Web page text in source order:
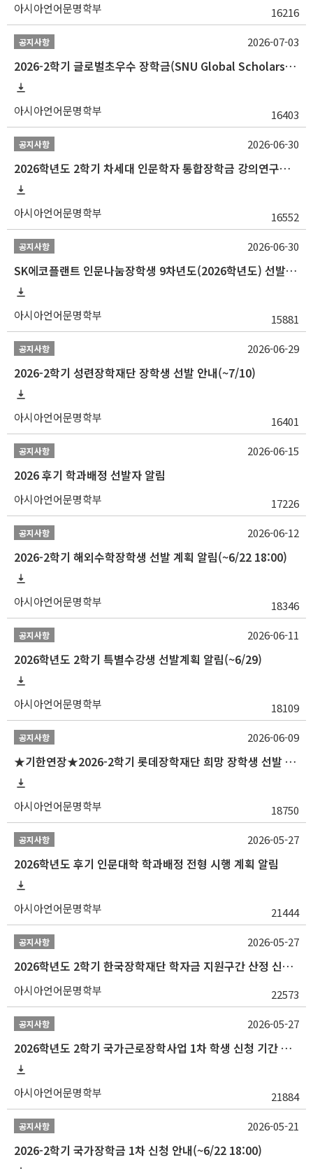
아시아언어문명학부 16216
공지사항
2026-2학기 글로벌초우수 장학금(SNU Global Scholarship, GS) 신청 안내(~7/12 23:00)
아시아언어문명학부 16403
2026-07-03
공지사항
2026학년도 2학기 차세대 인문학자 통합장학금 강의연구조교 선발 안내(~7/8)
아시아언어문명학부 16552
2026-06-30
공지사항
SK에코플랜트 인문나눔장학생 9차년도(2026학년도) 선발 안내(~7/20)
아시아언어문명학부 15881
2026-06-30
공지사항
2026-2학기 성련장학재단 장학생 선발 안내(~7/10)
아시아언어문명학부 16401
2026-06-29
공지사항
2026 후기 학과배정 선발자 알림
아시아언어문명학부 17226
2026-06-15
공지사항
2026-2학기 해외수학장학생 선발 계획 알림(~6/22 18:00)
아시아언어문명학부 18346
2026-06-12
공지사항
2026학년도 2학기 특별수강생 선발계획 알림(~6/29)
아시아언어문명학부 18109
2026-06-11
공지사항
★기한연장★2026-2학기 롯데장학재단 희망 장학생 선발 안내(~6/15
아시아언어문명학부 18750
2026-06-09
공지사항
2026학년도 후기 인문대학 학과배정 전형 시행 계획 알림
아시아언어문명학부 21444
2026-05-27
공지사항
2026학년도 2학기 한국장학재단 학자금 지원구간 산정 신청 안내
아시아언어문명학부 22573
2026-05-27
공지사항
2026학년도 2학기 국가근로장학사업 1차 학생 신청 기간 안내
아시아언어문명학부 21884
2026-05-27
공지사항
2026-2학기 국가장학금 1차 신청 안내(~6/22 18:00)
2026-05-21